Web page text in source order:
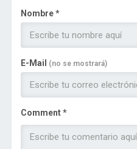
Nombre *
E-Mail (no se mostrará)
Comment *